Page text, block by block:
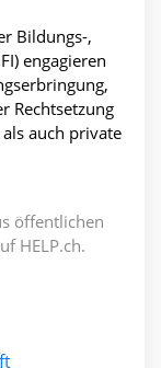
Bildungs-,
engagieren
Rechtsetzung
auch private
öffentlichen
HELP.ch.